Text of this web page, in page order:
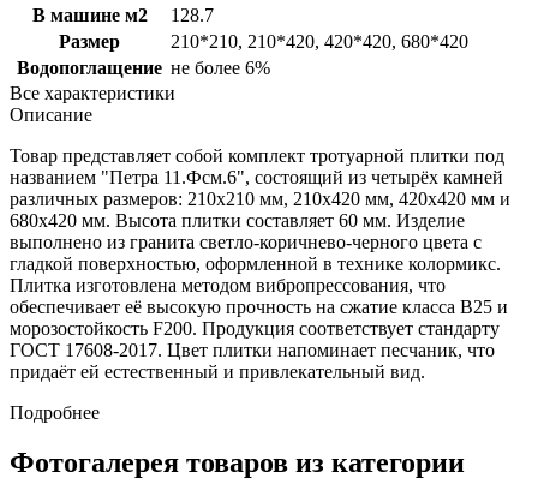
В машине м2
128.7
Размер
210*210, 210*420, 420*420, 680*420
Водопоглащение не более 6%
Все характеристики
Описание
Товар представляет собой комплект тротуарной плитки под
названием "Петра 11.Фсм.6", состоящий из четырёх камней
различных размеров: 210x210 мм, 210x420 мм, 420x420 мм и
680x420 мм. Высота плитки составляет 60 мм. Изделие
выполнено из гранита светло-коричнево-черного цвета с
гладкой поверхностью, оформленной в технике колормикс.
Плитка изготовлена методом вибропрессования, что
обеспечивает её высокую прочность на сжатие класса B25 и
морозостойкость F200. Продукция соответствует стандарту
ГОСТ 17608-2017. Цвет плитки напоминает песчаник, что
придаёт ей естественный и привлекательный вид.
Подробнее
Фотогалерея товаров из категории